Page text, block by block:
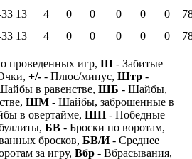
13 4 0 0 0 0 0
13 4 0 0 0 0 0
проведенных игр, Ш - Забитые
+/- - Плюс/минус, Штр -
в равенстве, ШБ - Шайбы,
ШМ - Шайбы, заброшенные в
в овертайме, ШП - Победные
БВ - Броски по воротам,
бросков, БВ/И- Среднее
за игру, Вбр - Вбрасывания,